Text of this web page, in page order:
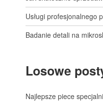
Usługi profesjonalnego
Badanie detali na
Losowe
Najlepsze piece